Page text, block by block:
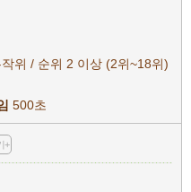
위 / 순위 2 이상 (2위~18위)
500초
+